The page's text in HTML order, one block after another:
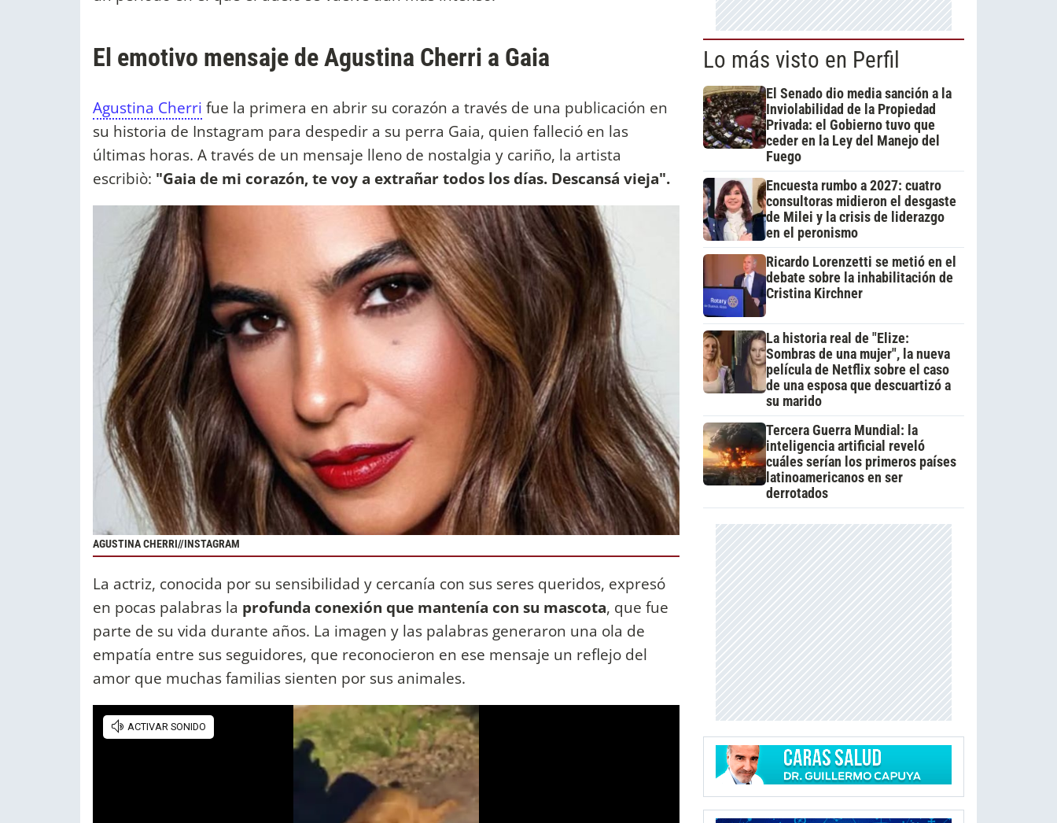
El emotivo mensaje de Agustina Cherri a Gaia
Agustina Cherri fue la primera en abrir su corazón a través de una publicación en
su historia de Instagram para despedir a su perra Gaia, quien falleció en las
últimas horas. A través de un mensaje lleno de nostalgia y cariño, la artista
escribiò: "Gaia de mi corazón, te voy a extrañar todos los días. Descansá vieja".
AGUSTINA CHERRI//INSTAGRAM
La actriz, conocida por su sensibilidad y cercanía con sus seres queridos, expresó
en pocas palabras la profunda conexión que mantenía con su mascota, que fue
parte de su vida durante años. La imagen y las palabras generaron una ola de
empatía entre sus seguidores, que reconocieron en ese mensaje un reflejo del
amor que muchas familias sienten por sus animales.
Lo más visto en Perfil
El Senado dio media sanción a la
Inviolabilidad de la Propiedad
Privada: el Gobierno tuvo que
ceder en la Ley del Manejo del
Fuego
Encuesta rumbo a 2027: cuatro
consultoras midieron el desgaste
de Milei y la crisis de liderazgo
en el peronismo
Ricardo Lorenzetti se metió en el
debate sobre la inhabilitación de
Cristina Kirchner
La historia real de "Elize:
Sombras de una mujer", la nueva
película de Netflix sobre el caso
de una esposa que descuartizó a
su marido
Tercera Guerra Mundial: la
inteligencia artificial reveló
cuáles serían los primeros países
latinoamericanos en ser
derrotados